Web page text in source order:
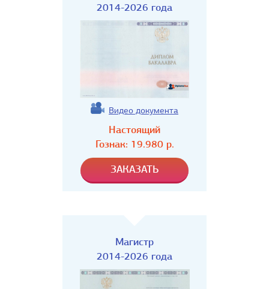
2014-2026 года
Видео документа
Настоящий
Гознак: 19.980р.
Магистр
2014-2026 года